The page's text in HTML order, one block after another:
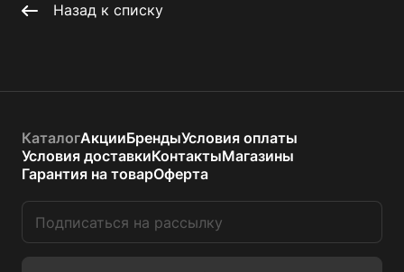
Назад к списку
КаталогАкцииБрендыУсловия оплаты
Условия доставкиКонтактыМагазины
Гарантия на товарОферта